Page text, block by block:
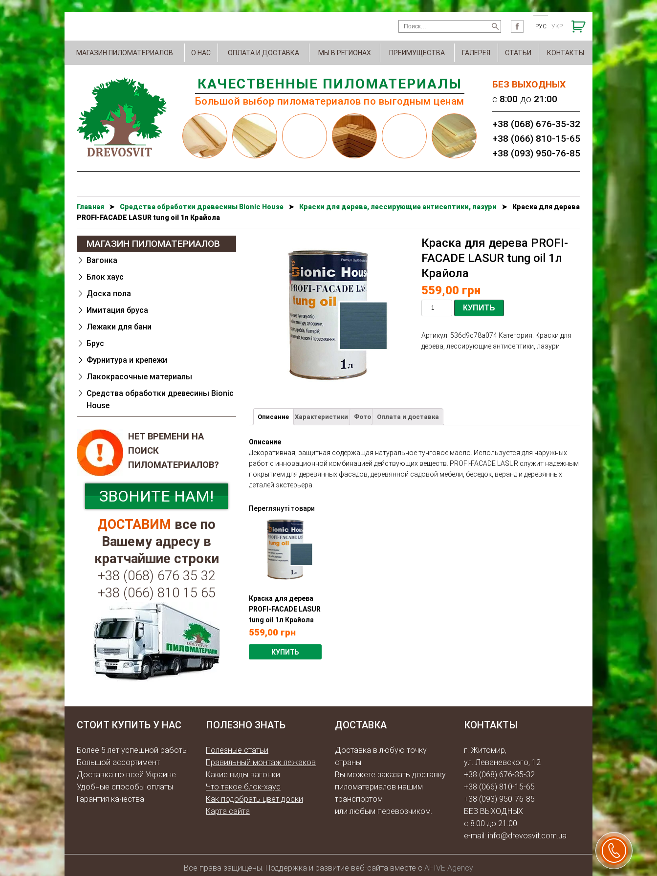
РУС УКР
МАГАЗИН ПИЛОМАТЕРИАЛОВ О НАС ОПЛАТА И ДОСТАВКА МЫ В РЕГИОНАХ ПРЕИМУЩЕСТВА ГАЛЕРЕЯ СТАТЬИ КОНТАКТЫ
БЕЗ ВЫХОДНЫХ
c 8:00 до 21:00
+38 (068) 676-35-32
+38 (066) 810-15-65
+38 (093) 950-76-85
КАЧЕСТВЕННЫЕ ПИЛОМАТЕРИАЛЫ
Большой выбор пиломатериалов по выгодным ценам
Главная ➤ Cредства обработки древесины Bionic House ➤ Краски для дерева, лессирующие антисептики, лазури ➤
Краска для дерева
PROFI-FACADE LASUR tung oil 1л Крайола
Краска для дерева PROFI-
FACADE LASUR tung oil 1л
Крайола
559,00 грн
КУПИТЬ
Артикул: 536d9c78a074 Категория: Краски для
дерева, лессирующие антисептики, лазури
Описание Характеристики Фото Оплата и доставка
Описание
Декоративная, защитная содержащая натуральное тунговое масло. Используется для наружных
работ с инновационной комбинацией действующих веществ. PROFI-FACADE LASUR служит надежным
покрытием для деревянных фасадов, деревянной садовой мебели, беседок, веранд и деревянных
деталей экстерьера.
Переглянуті товари
Краска для дерева
PROFI-FACADE LASUR
tung oil 1л Крайола
559,00грн
КУПИТЬ
МАГАЗИН ПИЛОМАТЕРИАЛОВ
Вагонка
Блок хаус
Доска пола
Имитация бруса
Лежаки для бани
Брус
Фурнитура и крепежи
Лакокрасочные материалы
Cредства обработки древесины Bionic
House
НЕТ ВРЕМЕНИ НА
ПОИСК
ПИЛОМАТЕРИАЛОВ?
ЗВОНИТЕ НАМ!
ДОСТАВИМ все по
Вашему адресу в
кратчайшие строки
+38 (068) 676 35 32
+38 (066) 810 15 65
СТОИТ КУПИТЬ У НАС
Более 5 лет успешной работы
Большой ассортимент
Доставка по всей Украине
Удобные способы оплаты
Гарантия качества
ПОЛЕЗНО ЗНАТЬ
Полезные статьи
Правильный монтаж лежаков
Какие виды вагонки
Что такое блок-хаус
Как подобрать цвет доски
Карта сайта
ДОСТАВКА
Доставка в любую точку
страны.
Вы можете заказать доставку
пиломатериалов нашим
транспортом
или любым перевозчиком.
КОНТАКТЫ
г. Житомир,
ул. Леваневского, 12
+38 (068) 676-35-32
+38 (066) 810-15-65
+38 (093) 950-76-85
БЕЗ ВЫХОДНЫХ
с 8:00 до 21:00
e-mail: info@drevosvit.com.ua
Всe права защищены. Поддержка и развитие веб-сайта вместе с AFIVE Agency